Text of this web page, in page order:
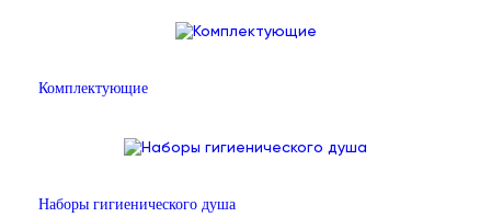
Комплектующие
Наборы гигиенического душа